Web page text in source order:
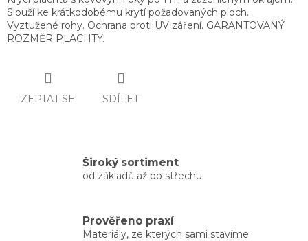
Slouží ke krátkodobému krytí požadovaných ploch.
Vyztužené rohy. Ochrana proti UV záření. GARANTOVANÝ
ROZMĚR PLACHTY.
ZEPTAT SE SDÍLET
Široký sortiment
od základů až po střechu
Prověřeno praxí
Materiály, ze kterých sami stavíme